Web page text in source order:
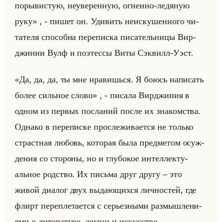
порывистую, неуверенную, огненно-ледяную
руку» , - пишет он. Уди­вить неис­ку­шен­но­го чи­
та­те­ля спо­соб­на пе­ре­пис­ка пи­са­тельни­цы Вир­
джи­нии Вулф и по­этес­сы Виты Сэк­вилл-Уэст.
«Да, да, да, ты мне нравишься. Я боюсь написать
более сильное слово» , - пи­са­ла Вир­джи­ния в
одном из пер­вых по­сла­ний после их зна­ком­ства.
Од­на­ко в пе­ре­пис­ке про­сле­жи­ва­ет­ся не только
страст­ная лю­бовь, ко­то­рая была пред­ме­том осуж­
де­ния со сто­ро­ны, но и глу­бо­кое ин­тел­лек­ту­
альное род­ство. Их письма друг другу – это
живой диа­лог двух вы­да­ющих­ся лич­но­стей, где
флирт пе­ре­пле­та­ет­ся с се­рьез­ны­ми раз­мыш­ле­ни­